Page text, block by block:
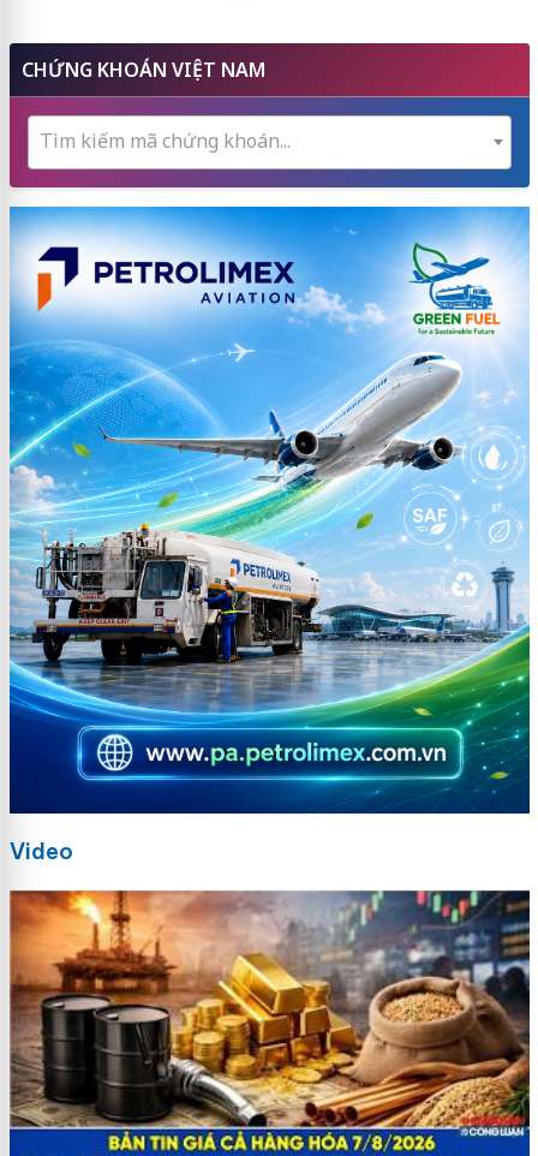
CHỨNG KHOÁN VIỆT NAM
Tìm kiếm mã chứng khoán...
Video